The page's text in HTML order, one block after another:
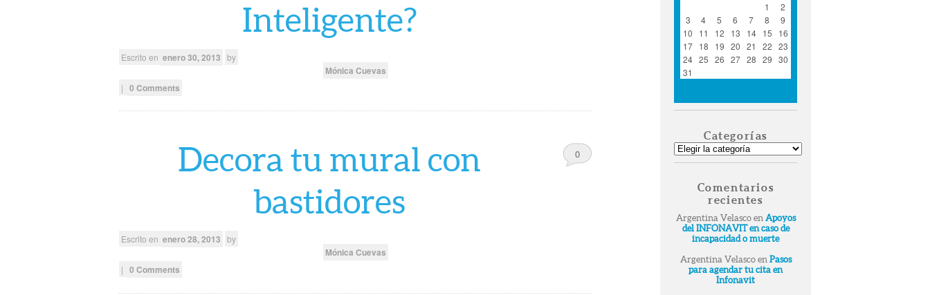
Inteligente?
Escrito en enero 30, 2013 by
Mónica Cuevas
| 0 Comments
Decora tu mural con
bastidores
0
Escrito en enero 28, 2013 by
Mónica Cuevas
| 0 Comments
1
2
3
4 5 6 7 8
9
10
11 12 13 14 15
16
17 18 19 20 21 22 23
24 25 26 27 28 29 30
31
Categorías
Categorías
Comentarios
recientes
Argentina Velascoen Apoyos
del INFONAVIT en caso de
incapacidad o muerte
Argentina Velascoen Pasos
para agendar tu cita en
Infonavit